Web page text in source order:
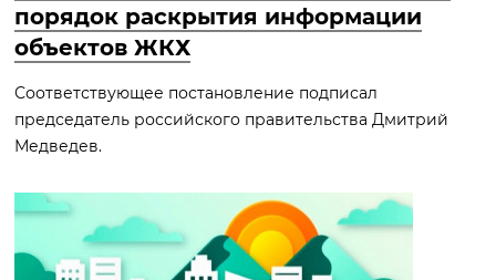
порядок раскрытия информации
объектов ЖКХ
Соответствующее постановление подписал
председатель российского правительства Дмитрий
Медведев.